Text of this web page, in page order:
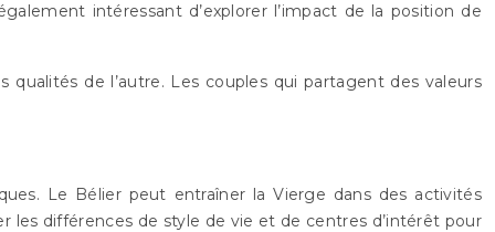
intéressant d’explorer l’impact de la position de
de l’autre. Les couples qui partagent des valeurs
Le Bélier peut entraîner la Vierge dans des activités
les différences de style de vie et de centres d’intérêt pour